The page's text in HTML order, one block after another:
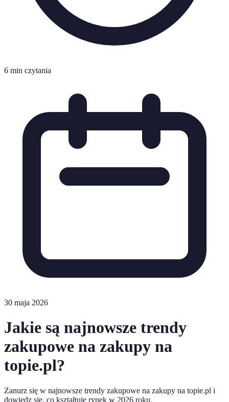
6 min czytania
30 maja 2026
Jakie są najnowsze trendy
zakupowe na zakupy na
topie.pl?
Zanurz się w najnowsze trendy zakupowe na zakupy na topie.pl i
dowiedz się, co kształtuje rynek w 2026 roku.